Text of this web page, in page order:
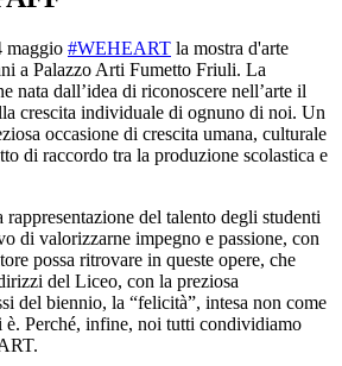
maggio #WEHEART la mostra d'arte
a Palazzo Arti Fumetto Friuli. La
nata dall’idea di riconoscere nell’arte il
crescita individuale di ognuno di noi. Un
occasione di crescita umana, culturale
di raccordo tra la produzione scolastica e
rappresentazione del talento degli studenti
di valorizzarne impegno e passione, con
possa ritrovare in queste opere, che
del Liceo, con la preziosa
del biennio, la “felicità”, intesa non come
è. Perché, infine, noi tutti condividiamo